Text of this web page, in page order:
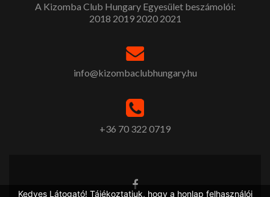
A Kizomba Club Hungary Egyesület beszámolói:
2018 2019 2020 2021
info@kizombaclubhungary.hu
+36 70 322 0719
Kedves Látogató! Tájékoztatjuk, hogy a honlap felhasználói